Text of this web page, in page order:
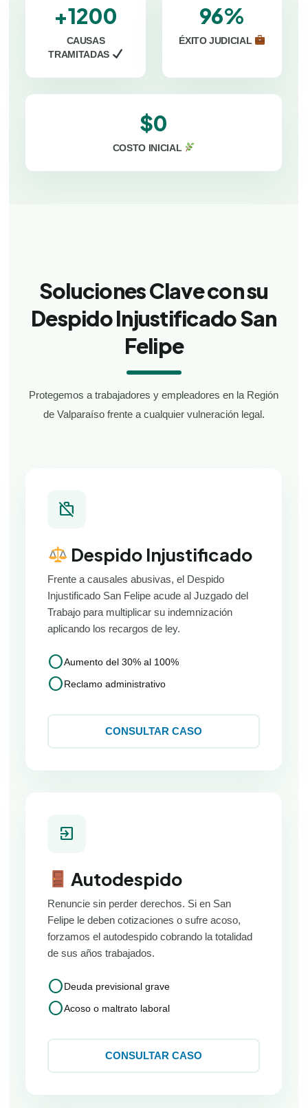
+1200
CAUSAS
TRAMITADAS
96%
ÉXITO JUDICIAL
$0
COSTO INICIAL
Soluciones Clave con su
Despido Injustificado San
Felipe
Protegemos a trabajadores y empleadores en la Región
de Valparaíso frente a cualquier vulneración legal.
work_off
Despido Injustificado
Frente a causales abusivas, el Despido
Injustificado San Felipe acude al Juzgado del
Trabajo para multiplicar su indemnización
aplicando los recargos de ley.
circleAumento del 30% al 100%
circleReclamo administrativo
CONSULTAR CASO
exit_to_app
Autodespido
Renuncie sin perder derechos. Si en San
Felipe le deben cotizaciones o sufre acoso,
forzamos el autodespido cobrando la totalidad
de sus años trabajados.
circleDeuda previsional grave
circleAcoso o maltrato laboral
CONSULTAR CASO